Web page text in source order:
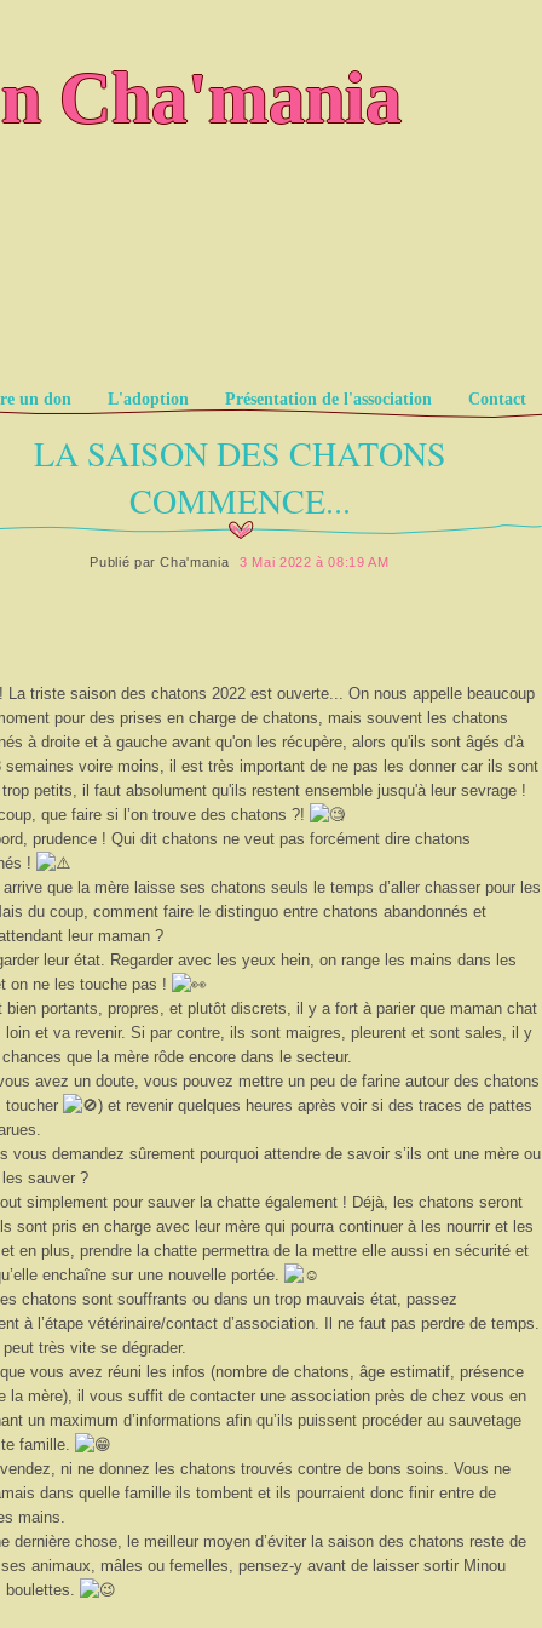
Cha'mania
un don L'adoption Présentation de l'association Contact
LA SAISON DES CHATONS
COMMENCE...
Publié parCha'mania 3 Mai 2022 à 08:19 AM
La triste saison des chatons 2022 est ouverte... On nous appelle beaucoup
pour des prises en charge de chatons, mais souvent les chatons
à droite et à gauche avant qu'on les récupère, alors qu'ils sont âgés d'à
semaines voire moins, il est très important de ne pas les donner car ils sont
petits, il faut absolument qu'ils restent ensemble jusqu'à leur sevrage !
que faire si l’on trouve des chatons ?!
prudence ! Qui dit chatons ne veut pas forcément dire chatons
!
arrive que la mère laisse ses chatons seuls le temps d’aller chasser pour les
du coup, comment faire le distinguo entre chatons abandonnés et
leur maman ?
leur état. Regarder avec les yeux hein, on range les mains dans les
on ne les touche pas !
bien portants, propres, et plutôt discrets, il y a fort à parier que maman chat
loin et va revenir. Si par contre, ils sont maigres, pleurent et sont sales, il y
que la mère rôde encore dans le secteur.
avez un doute, vous pouvez mettre un peu de farine autour des chatons
toucher
) et revenir quelques heures après voir si des traces de pattes
vous demandez sûrement pourquoi attendre de savoir s’ils ont une mère ou
les sauver ?
simplement pour sauver la chatte également ! Déjà, les chatons seront
sont pris en charge avec leur mère qui pourra continuer à les nourrir et les
en plus, prendre la chatte permettra de la mettre elle aussi en sécurité et
enchaîne sur une nouvelle portée.
chatons sont souffrants ou dans un trop mauvais état, passez
à l’étape vétérinaire/contact d’association. Il ne faut pas perdre de temps.
peut très vite se dégrader.
vous avez réuni les infos (nombre de chatons, âge estimatif, présence
la mère), il vous suffit de contacter une association près de chez vous en
un maximum d’informations afin qu’ils puissent procéder au sauvetage
famille.
ni ne donnez les chatons trouvés contre de bons soins. Vous ne
dans quelle famille ils tombent et ils pourraient donc finir entre de
mains.
dernière chose, le meilleur moyen d’éviter la saison des chatons reste de
animaux, mâles ou femelles, pensez-y avant de laisser sortir Minou
boulettes.